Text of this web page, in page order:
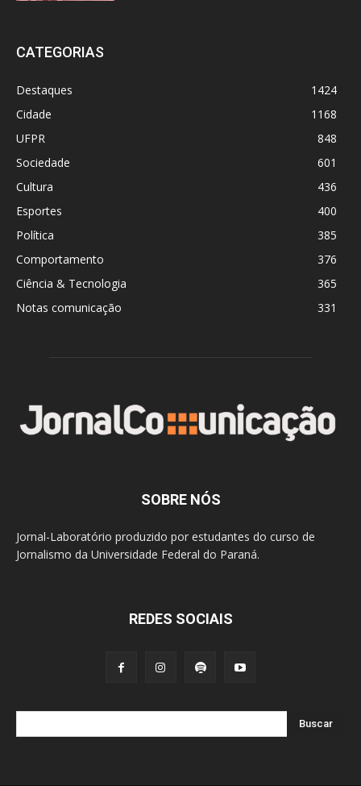
CATEGORIAS
Destaques
1424
Cidade
1168
UFPR
848
Sociedade
601
Cultura
436
Esportes
400
Política
385
Comportamento
376
Ciência & Tecnologia
365
Notas comunicação
331
SOBRE NÓS
Jornal-Laboratório produzido por estudantes do curso de
Jornalismo da Universidade Federal do Paraná.
REDES SOCIAIS
Buscar